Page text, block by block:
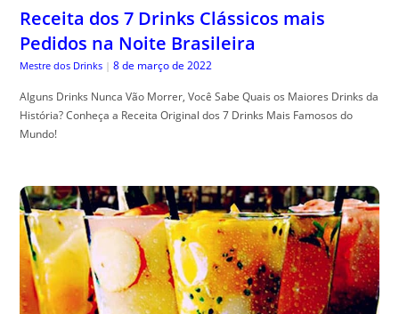
Receita dos 7 Drinks Clássicos mais
Pedidos na Noite Brasileira
Mestre dos Drinks | 8 de março de 2022
Alguns Drinks Nunca Vão Morrer, Você Sabe Quais os Maiores Drinks da
História? Conheça a Receita Original dos 7 Drinks Mais Famosos do
Mundo!